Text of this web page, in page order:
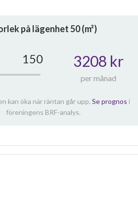
på lägenhet50(m²)
150 3208 kr
per månad
kan öka när räntan går upp. Se prognos i
föreningens BRF-analys.